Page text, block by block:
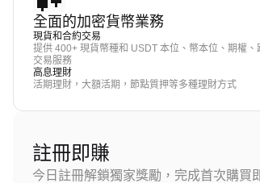
全面的加密貨幣業務
現貨和合約交易
提供 400+ 現貨幣種和 USDT 本位、幣本位、期權
交易服務
高息理財
活期理財，大額活期，節點質押等多種理財方式
註冊即賺
今日註冊解鎖獨家獎勵，完成首次購買